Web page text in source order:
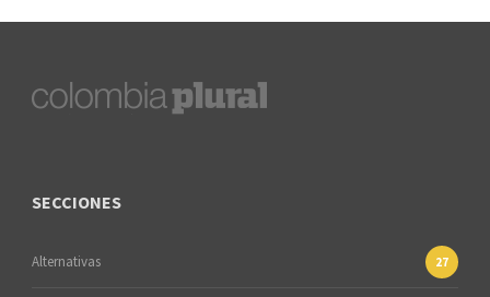
SECCIONES
Alternativas 27